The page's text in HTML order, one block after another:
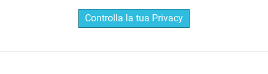
Controlla la tua Privacy